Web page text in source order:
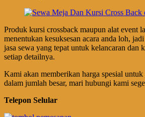
Produk kursi crossback maupun alat event
menentukan kesuksesan acara anda loh,
jasa sewa yang tepat untuk kelancaran dan
setiap detailnya.
Kami akan memberikan harga spesial
dalam jumlah besar, mari hubungi kami
Telepon Selular